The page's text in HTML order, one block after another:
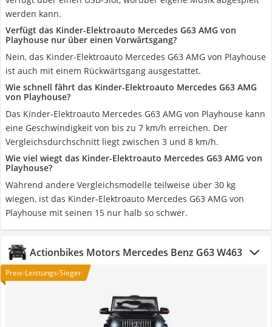
werden kann.
Verfügt das Kinder-Elektroauto Mercedes G63 AMG von
Playhouse nur über einen Vorwärtsgang?
Nein, das Kinder-Elektroauto Mercedes G63 AMG von Playhouse
ist auch mit einem Rückwärtsgang ausgestattet.
Wie schnell fährt das Kinder-Elektroauto Mercedes G63 AMG
von Playhouse?
Das Kinder-Elektroauto Mercedes G63 AMG von Playhouse kann
eine Geschwindigkeit von bis zu 7 km/h erreichen. Der
Vergleichsdurchschnitt liegt zwischen 3 und 8 km/h.
Wie viel wiegt das Kinder-Elektroauto Mercedes G63 AMG von
Playhouse?
Während andere Vergleichsmodelle teilweise über 30 kg
wiegen, ist das Kinder-Elektroauto Mercedes G63 AMG von
Playhouse mit seinen 15 nur halb so schwer.
Actionbikes Motors Mercedes Benz G63 W463
Preis-Leistungs-Sieger